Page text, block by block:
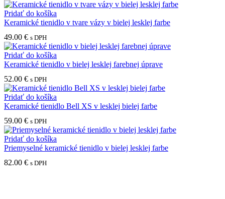
Pridať do košíka
Keramické tienidlo v tvare vázy v bielej lesklej farbe
49.00 € s DPH
Pridať do košíka
Keramické tienidlo v bielej lesklej farebnej úprave
52.00 € s DPH
Pridať do košíka
Keramické tienidlo Bell XS v lesklej bielej farbe
59.00 € s DPH
Pridať do košíka
Priemyselné keramické tienidlo v bielej lesklej farbe
82.00 € s DPH